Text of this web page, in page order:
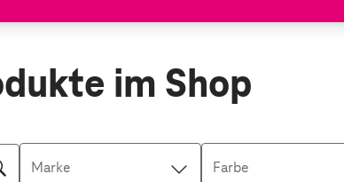
im Shop
Marke Farbe